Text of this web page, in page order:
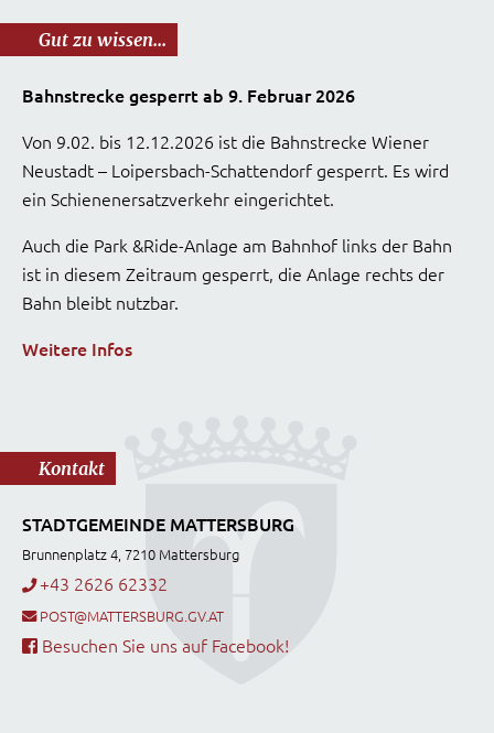
Gut zu wissen...
Bahnstrecke gesperrt ab 9. Februar 2026
Von 9.02. bis 12.12.2026 ist die Bahnstrecke Wiener
Neustadt – Loipersbach-Schattendorf gesperrt. Es wird
ein Schienenersatzverkehr eingerichtet.
Auch die Park &Ride-Anlage am Bahnhof links der Bahn
ist in diesem Zeitraum gesperrt, die Anlage rechts der
Bahn bleibt nutzbar.
Weitere Infos
Kontakt
STADTGEMEINDE MATTERSBURG
Brunnenplatz 4, 7210 Mattersburg
+43 2626 62332
POST@MATTERSBURG.GV.AT
Besuchen Sie uns auf Facebook!